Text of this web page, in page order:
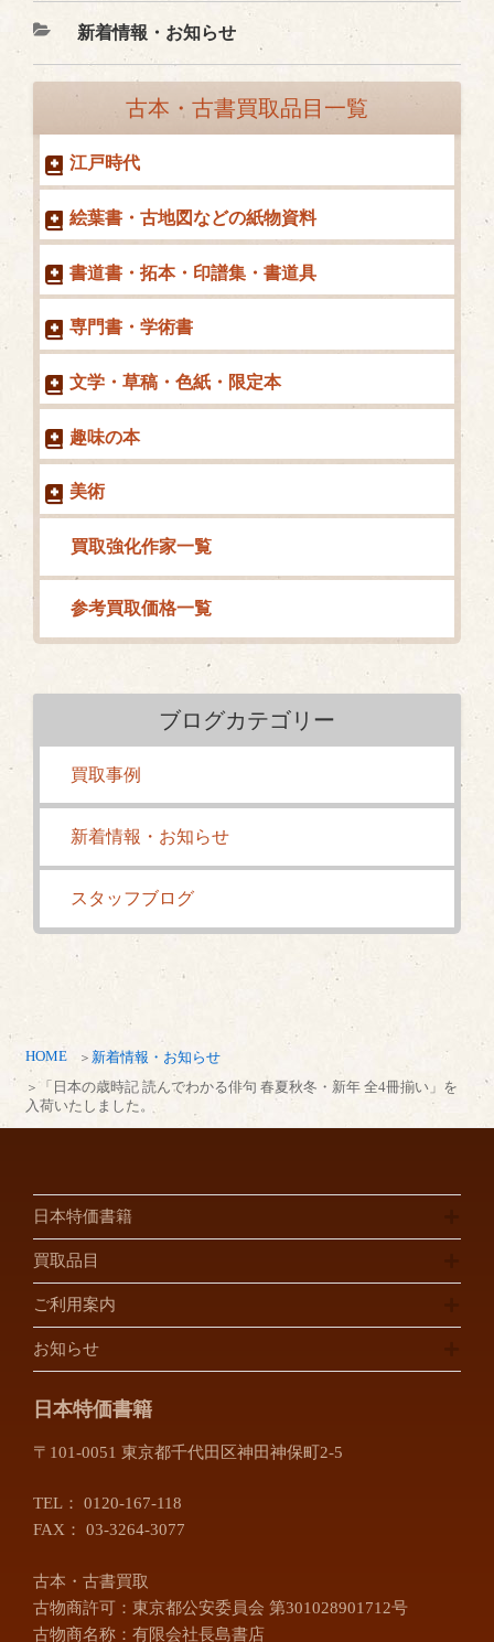
HOME
新着情報・お知らせ
「日本の歳時記 読んでわかる俳句 春夏秋冬・新年 全4冊揃い」を
入荷いたしました。
カ
テ
新着情報・お知らせ
古本・古書買取品目一覧
江戸時代
絵葉書・古地図などの紙物資料
書道書・拓本・印譜集・書道具
専門書・学術書
文学・草稿・色紙・限定本
趣味の本
美術
買取強化作家一覧
参考買取価格一覧
ブログカテゴリー
買取事例
新着情報・お知らせ
スタッフブログ
日本特価書籍
買取品目
ご利用案内
お知らせ
日本特価書籍
〒101-0051 東京都千代田区神田神保町2-5
TEL： 0120-167-118
FAX： 03-3264-3077
古本・古書買取
古物商許可：東京都公安委員会 第301028901712号
古物商名称：有限会社長島書店